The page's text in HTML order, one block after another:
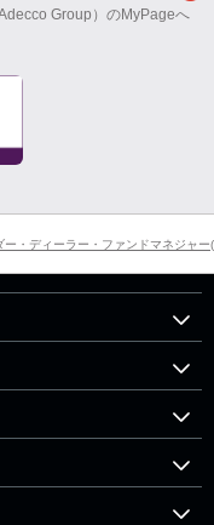
Group）のMyPageへ
ー・ディーラー・ファンドマネジャー